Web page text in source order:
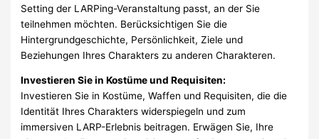
Setting der LARPing-Veranstaltung passt, an der Sie
teilnehmen möchten. Berücksichtigen Sie die
Hintergrundgeschichte, Persönlichkeit, Ziele und
Beziehungen Ihres Charakters zu anderen Charakteren.
Investieren Sie in Kostüme und Requisiten:
Investieren Sie in Kostüme, Waffen und Requisiten, die die
Identität Ihres Charakters widerspiegeln und zum
immersiven LARP-Erlebnis beitragen. Erwägen Sie, Ihre